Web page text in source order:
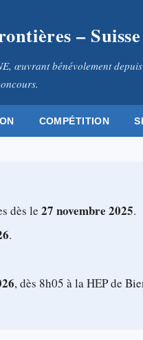
–
œuvrant bénévolement
COMPÉTITION
dès le 27 novembre 2025.
.
, dès 8h05 à la HEP de